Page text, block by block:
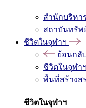
สำนักบริหา
สถาบันทรัพ
ชีวิตในจุฬาฯ
ย้อนกลับ
ชีวิตในจุฬาฯ
พื้นที่สร้างส
ชีวิตในจุฬาฯ